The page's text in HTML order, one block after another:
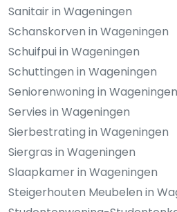
Sanitair in Wageningen
Schanskorven in Wageningen
Schuifpui in Wageningen
Schuttingen in Wageningen
Seniorenwoning in Wageningen
Servies in Wageningen
Sierbestrating in Wageningen
Siergras in Wageningen
Slaapkamer in Wageningen
Steigerhouten Meubelen in